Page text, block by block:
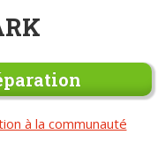
à la communauté